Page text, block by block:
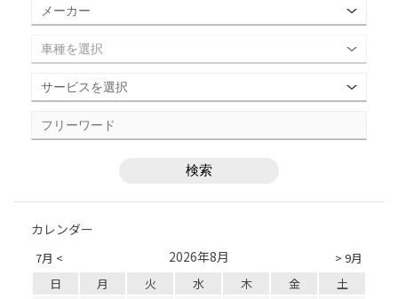
カレンダー
7月 < > 9月
2026年8月
日 月 火 水 木 金
土